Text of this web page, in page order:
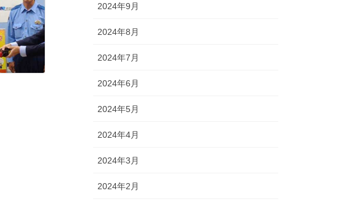
2024年9月
2024年8月
2024年7月
2024年6月
2024年5月
2024年4月
2024年3月
2024年2月